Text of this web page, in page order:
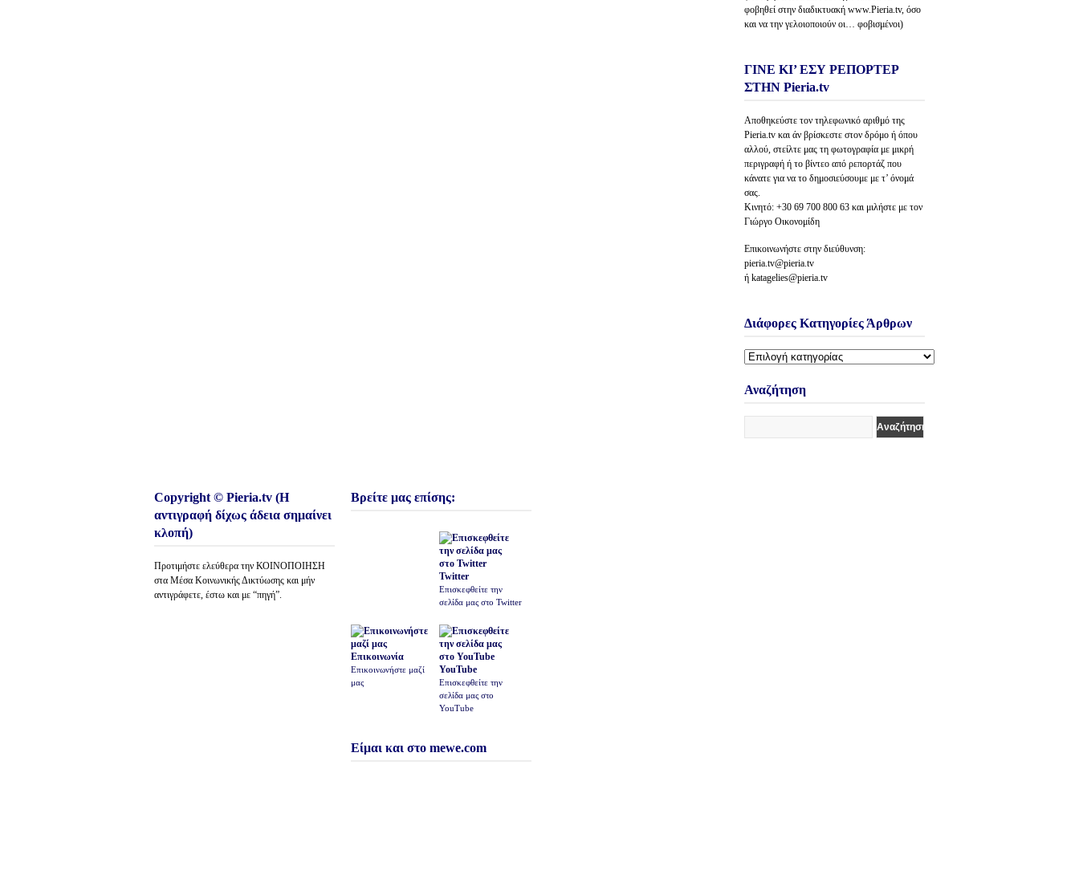
φοβηθεί στην διαδικτυακή www.Pieria.tv, όσο
και να την γελοιοποιούν οι… φοβισμένοι)
ΓΙΝΕ ΚΙ’ ΕΣΥ ΡΕΠΟΡΤΕΡ
ΣΤΗΝ Pieria.tv
Αποθηκεύστε τον τηλεφωνικό αριθμό της
Pieria.tv και άν βρίσκεστε στον δρόμο ή όπου
αλλού, στείλτε μας τη φωτογραφία με μικρή
περιγραφή ή το βίντεο από ρεπορτάζ που
κάνατε για να το δημοσιεύσουμε με τ’ όνομά
σας.
Κινητό: +30 69 700 800 63 και μιλήστε με τον
Γιώργο Οικονομίδη
Επικοινωνήστε στην διεύθυνση:
pieria.tv@pieria.tv
ή katagelies@pieria.tv
Διάφορες Κατηγορίες Άρθρων
Διάφορες
Άρθρων
Αναζήτηση
Copyright © Pieria.tv (Η
αντιγραφή δίχως άδεια σημαίνει
κλοπή)
Προτιμήστε ελεύθερα την ΚΟΙΝΟΠΟΙΗΣΗ
στα Μέσα Κοινωνικής Δικτύωσης και μήν
αντιγράφετε, έστω και με “πηγή”.
Βρείτε μας επίσης:
Twitter
Επισκεφθείτε την
σελίδα μας στο Twitter
Επικοινωνία
Επικοινωνήστε μαζί
μας
YouTube
Επισκεφθείτε την
σελίδα μας στο
YouTube
Είμαι και στο mewe.com